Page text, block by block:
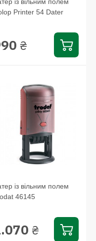
Printer 54 Dater
₴
із вільним полем
46145
₴